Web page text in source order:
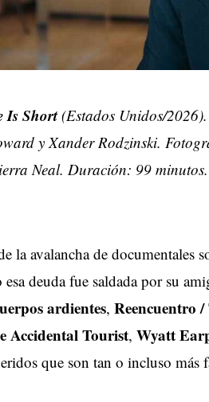
Is Short(Estados Unidos/
y Xander Rodzinski.
Neal. Duración: 99 minutos.
la avalancha de documentales
esa deuda fue saldada por su
ardientes, Reencuentro
Accidental Tourist, Wyatt
que son tan o incluso más